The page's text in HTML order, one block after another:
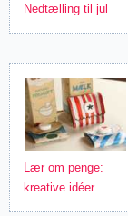
Nedtælling til jul
Lær om penge:
kreative idéer